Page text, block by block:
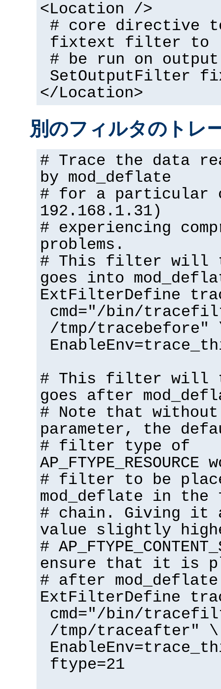
<Location />
# core directive
fixtext filter to
# be run on output
SetOutputFilter
</Location>
別のフィルタのトレ
# Trace the data
by mod_deflate
# for a particular
192.168.1.31)
# experiencing
problems.
# This filter will
goes into
ExtFilterDefine
cmd="/bin/
/tmp/tracebefore"
# This filter will
goes after
# Note that
parameter, the
# filter type of
# filter to be
mod_deflate in
# chain. Giving it
value slightly
#
ensure that it is
# after
ExtFilterDefine
cmd="/bin/
/tmp/traceafter" \
ftype=21